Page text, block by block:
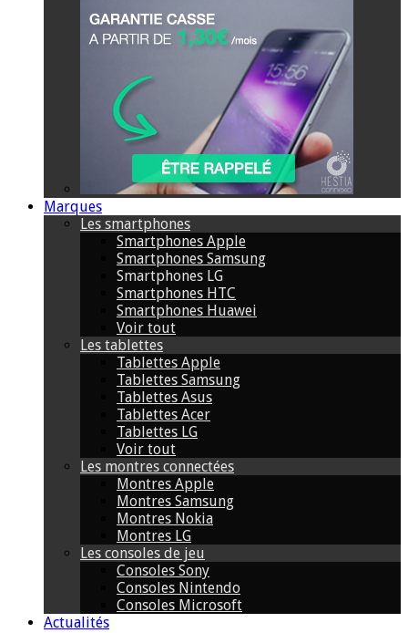
Marques
Les smartphones
Smartphones Apple
Smartphones Samsung
Smartphones LG
Smartphones HTC
Smartphones Huawei
Voir tout
Les tablettes
Tablettes Apple
Tablettes Samsung
Tablettes Asus
Tablettes Acer
Tablettes LG
Voir tout
Les montres connectées
Montres Apple
Montres Samsung
Montres Nokia
Montres LG
Les consoles de jeu
Consoles Sony
Consoles Nintendo
Consoles Microsoft
Actualités